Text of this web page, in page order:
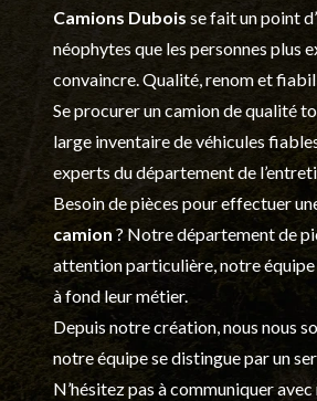
Camions Dubois se fait un point
néophytes que les personnes plus
convaincre. Qualité, renom et
Se procurer un camion de qualité
large inventaire de véhicules
experts du département de l’
Besoin de pièces pour effectuer
camion ? Notre département de
attention particulière, notre équipe
à fond leur métier.
Depuis notre création, nous nous
notre équipe se distingue par un
N’hésitez pas à communiquer avec